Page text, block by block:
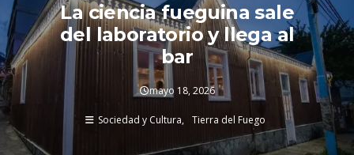
La ciencia fueguina sale
del laboratorio y llega al
bar
mayo 18, 2026
Sociedad y Cultura Tierra del Fuego